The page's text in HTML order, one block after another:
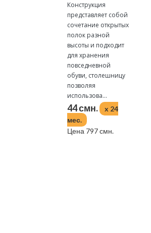
Конструкция
представляет собой
сочетание открытых
полок разной
высоты и подходит
для хранения
повседневной
обуви, столешницу
позволяя
использова...
44 смн.
x 24
мес.
Цена 797 смн.